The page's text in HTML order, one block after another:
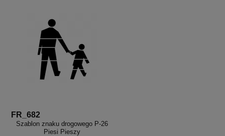
FR_682
Szablon znaku drogowego P-26
Piesi Pieszy